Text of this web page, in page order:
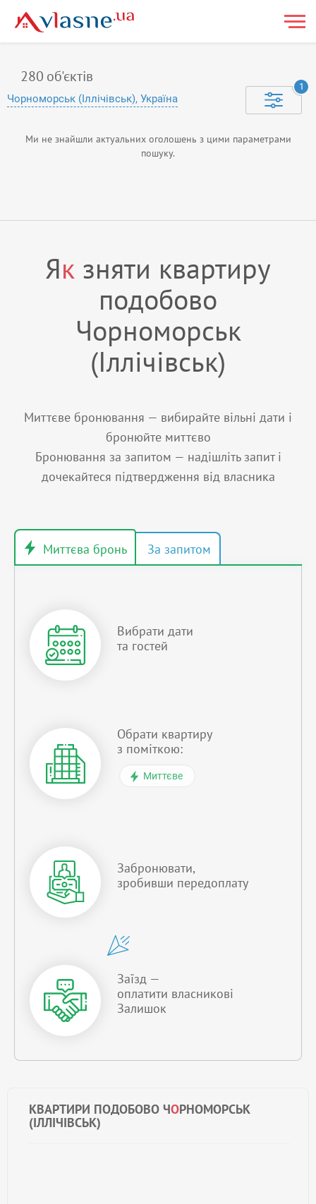
280 об'єктів
Чорноморськ (Іллічівськ), Україна
1
КВАРТИРИ ПОДОБОВО ЧОРНОМОРСЬК
(ІЛЛІЧІВСЬК)
Ми не знайшли актуальних оголошень з цими параметрами
пошуку.
Як зняти квартиру
подобово
Чорноморськ
(Іллічівськ)
Миттєве бронювання — вибирайте вільні дати і
бронюйте миттєво
Бронювання за запитом — надішліть запит і
дочекайтеся підтвердження від власника
Вибрати дати
та гостей
Обрати квартиру
з поміткою:
Миттєве
Забронювати,
зробивши передоплату
Заїзд —
оплатити власникові
Залишок